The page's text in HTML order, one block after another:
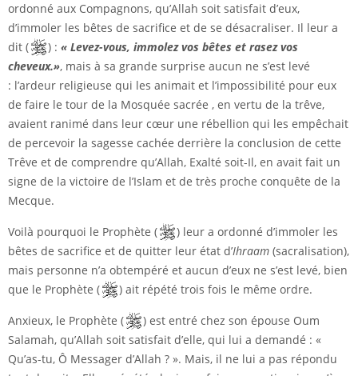
ordonné aux Compagnons, qu’Allah soit satisfait d’eux,
d’immoler les bêtes de sacrifice et de se désacraliser. Il leur a
dit (
) : « Levez-vous, immolez vos bêtes et rasez vos
cheveux.», mais à sa grande surprise aucun ne s’est levé
: l’ardeur religieuse qui les animait et l’impossibilité pour eux
de faire le tour de la Mosquée sacrée , en vertu de la trêve,
avaient ranimé dans leur cœur une rébellion qui les empêchait
de percevoir la sagesse cachée derrière la conclusion de cette
Trêve et de comprendre qu’Allah, Exalté soit-Il, en avait fait un
signe de la victoire de l’Islam et de très proche conquête de la
Mecque.
Voilà pourquoi le Prophète (
) leur a ordonné d’immoler les
bêtes de sacrifice et de quitter leur état d’Ihraam (sacralisation),
mais personne n’a obtempéré et aucun d’eux ne s’est levé, bien
que le Prophète (
) ait répété trois fois le même ordre.
Anxieux, le Prophète (
) est entré chez son épouse Oum
Salamah, qu’Allah soit satisfait d’elle, qui lui a demandé : «
Qu’as-tu, Ô Messager d’Allah ? ». Mais, il ne lui a pas répondu